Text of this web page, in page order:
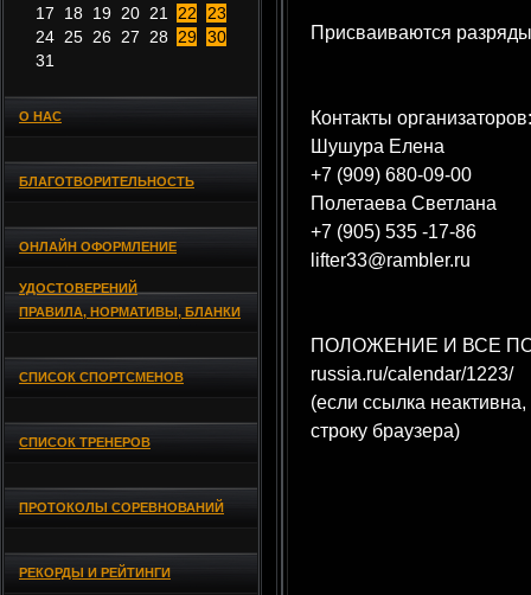
17
18 19 20 21 22
23
24 25 26 27 28 29 30
31
О НАС
БЛАГОТВОРИТЕЛЬНОСТЬ
ОНЛАЙН ОФОРМЛЕНИЕ
УДОСТОВЕРЕНИЙ
ПРАВИЛА, НОРМАТИВЫ, БЛАНКИ
СПИСОК СПОРТСМЕНОВ
СПИСОК ТРЕНЕРОВ
ПРОТОКОЛЫ СОРЕВНОВАНИЙ
РЕКОРДЫ И РЕЙТИНГИ
Присваиваются
Контакты организаторов:
Шушура Елена
+7 (909) 680-09-00
Полетаева Светлана
+7 (905) 535 -17-86
lifter33@rambler.ru
ПОЛОЖЕНИЕ И ВСЕ
russia.ru/calendar/1223/
(если ссылка
строку браузера)